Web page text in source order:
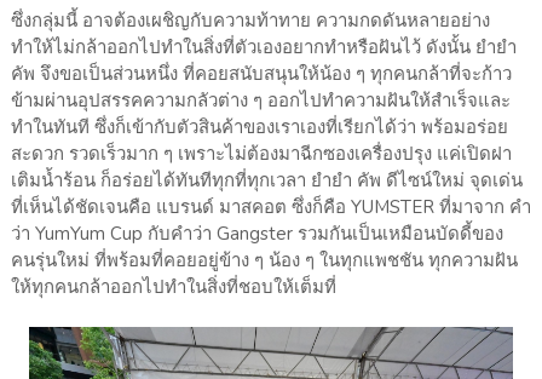
ซึ่งกลุ่มนี้ อาจต้องเผชิญกับความท้าทาย ความกดดันหลายอย่าง
ทำให้ไม่กล้าออกไปทำในสิ่งที่ตัวเองอยากทำหรือฝันไว้ ดังนั้น ยำยำ
คัพ จึงขอเป็นส่วนหนึ่ง ที่คอยสนับสนุนให้น้อง ๆ ทุกคนกล้าที่จะก้าว
ข้ามผ่านอุปสรรคความกลัวต่าง ๆ ออกไปทำความฝันให้สำเร็จและ
ทำในทันที ซึ่งก็เข้ากับตัวสินค้าของเราเองที่เรียกได้ว่า พร้อมอร่อย
สะดวก รวดเร็วมาก ๆ เพราะไม่ต้องมาฉีกซองเครื่องปรุง แค่เปิดฝา
เติมน้ำร้อน ก็อร่อยได้ทันทีทุกที่ทุกเวลา ยำยำ คัพ ดีไซน์ใหม่ จุดเด่น
ที่เห็นได้ชัดเจนคือ แบรนด์ มาสคอต ซึ่งก็คือ YUMSTER ที่มาจาก คำ
ว่า YumYum Cup กับคำว่า Gangster รวมกันเป็นเหมือนบัดดี้ของ
คนรุ่นใหม่ ที่พร้อมที่คอยอยู่ข้าง ๆ น้อง ๆ ในทุกแพชชัน ทุกความฝัน
ให้ทุกคนกล้าออกไปทำในสิ่งที่ชอบให้เต็มที่